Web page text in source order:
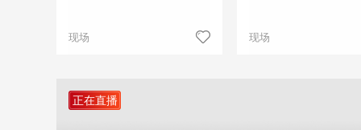
现场 现场
正在直播